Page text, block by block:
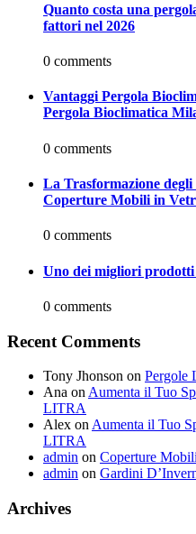
Quanto costa una
fattori nel 2026
0 comments
Vantaggi Pergola
Pergola Bioclimatica
0 comments
La Trasformazione
Coperture Mobili in
0 comments
Uno dei migliori
0 comments
Recent Comments
Tony Jhonson on Pergole
Ana on Aumenta il Tuo
LITRA
Alex on Aumenta il Tuo
LITRA
admin on Coperture
admin on Gardini
Archives